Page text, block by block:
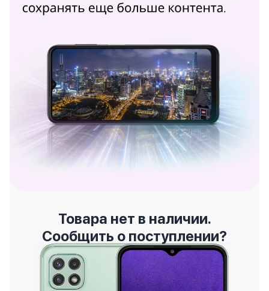
Товара нет в наличии.
Сообщить о поступлении?